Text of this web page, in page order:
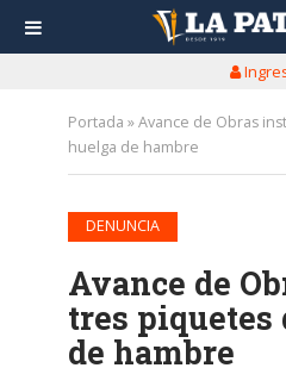
Portada »Avance de Obras
huelga de hambre
DENUNCIA
Avance de
tres piquetes
de hambre